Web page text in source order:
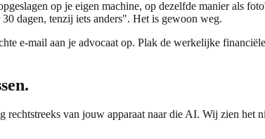
op je eigen machine, op dezelfde manier als
dagen, tenzij iets anders". Het is gewoon weg.
e-mail aan je advocaat op. Plak de werkelijke
van jouw apparaat naar die AI. Wij zien het